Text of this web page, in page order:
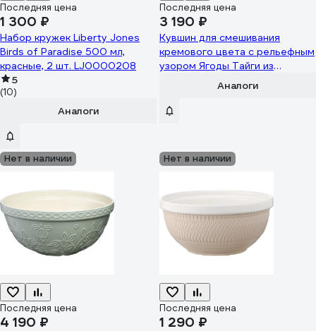
Последняя цена
1 300 ₽
Набор кружек Liberty Jones
Birds of Paradise 500 мл,
красные, 2 шт. LJ0000208
5
(10)
Аналоги
Последняя цена
3 190 ₽
Кувшин для смешивания
кремового цвета с рельефным
узором Ягоды Тайги из
коллекции Russian North Tkano
Аналоги
Нет в наличии
Последняя цена
4 190 ₽
Нет в наличии
Последняя цена
1 290 ₽